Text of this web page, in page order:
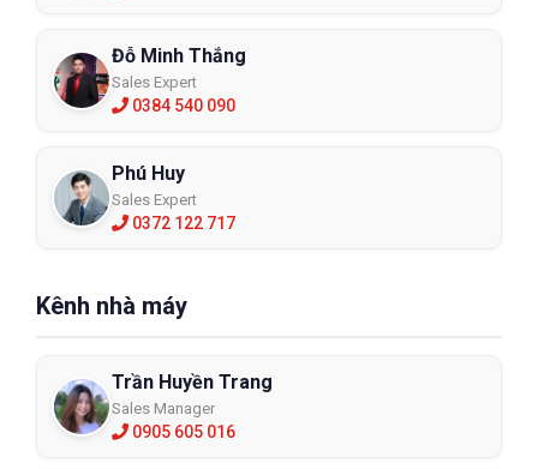
Đỗ Minh Thắng
Sales Expert
0384 540 090
Phú Huy
Sales Expert
0372 122 717
Kênh nhà máy
Trần Huyền Trang
Sales Manager
0905 605 016